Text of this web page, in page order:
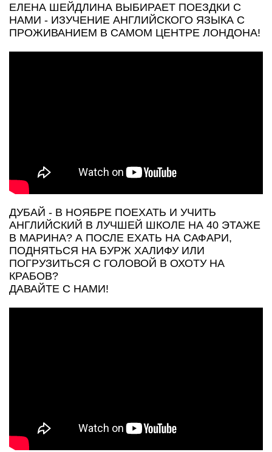
ЕЛЕНА ШЕЙДЛИНА ВЫБИРАЕТ ПОЕЗДКИ С
НАМИ - ИЗУЧЕНИЕ АНГЛИЙСКОГО ЯЗЫКА С
ПРОЖИВАНИЕМ В САМОМ ЦЕНТРЕ ЛОНДОНА!
ДУБАЙ - В НОЯБРЕ ПОЕХАТЬ И УЧИТЬ
АНГЛИЙСКИЙ В ЛУЧШЕЙ ШКОЛЕ НА 40 ЭТАЖЕ
В МАРИНА? А ПОСЛЕ ЕХАТЬ НА САФАРИ,
ПОДНЯТЬСЯ НА БУРЖ ХАЛИФУ ИЛИ
ПОГРУЗИТЬСЯ С ГОЛОВОЙ В ОХОТУ НА
КРАБОВ?
ДАВАЙТЕ С НАМИ!